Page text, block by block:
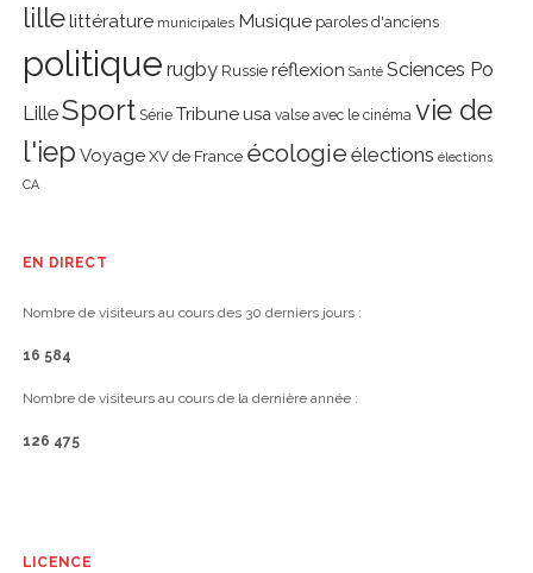
lillelittérature municipales Musique paroles d'anciens
politique rugby Russie réflexion Santé Sciences Po
LilleSport Série Tribune usa valse avec le cinéma vie de
l'iep Voyage XV de France écologie élections élections
CA
EN DIRECT
Nombre de visiteurs au cours des 30 derniers jours :
16 584
Nombre de visiteurs au cours de la dernière année :
126 475
LICENCE